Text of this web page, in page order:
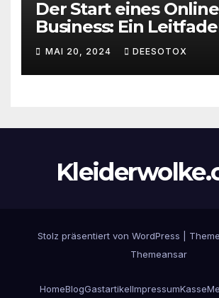
Der Start eines
Business: Ein
den erfolgreichen
MAI 20, 2024 DEESOTOX
Stolz präsentiert von WordPress
Themeansar
HomeBlogGastartikelImpressumKasse